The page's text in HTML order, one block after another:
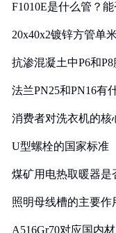
F1010E是什么管？
20x40x2镀锌方管单
抗渗混凝土中P6和
法兰PN25和PN16有
消费者对洗衣机的核
U型螺栓的国家标准
煤矿用电热取暖器是
照明母线槽的主要作
A516Gr70对应国内